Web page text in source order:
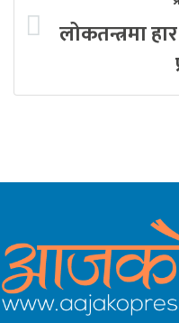
लोकतन्त्रमा